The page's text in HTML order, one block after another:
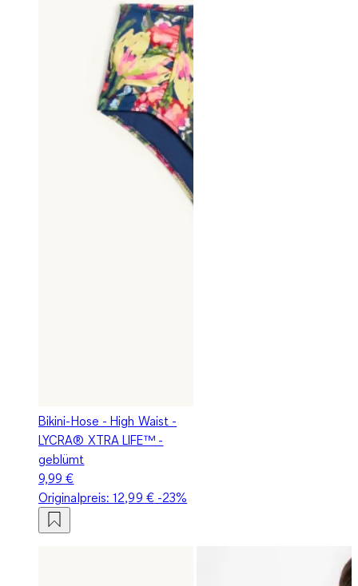
Bikini-Hose - High Waist -
LYCRA® XTRA LIFE™ -
geblümt
9,99 €
Originalpreis:12,99 €-23%